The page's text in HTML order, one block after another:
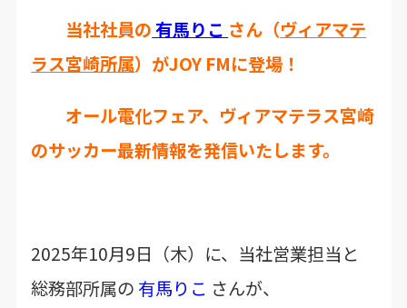
当社社員の有馬りこ さん（ヴィアマテ
ラス宮崎所属）がJOY FMに登場！
オール電化フェア、ヴィアマテラス宮崎
のサッカー最新情報を発信いたします。
2025年10月9日（木）に、当社営業担当と
総務部所属の 有馬りこ さんが、